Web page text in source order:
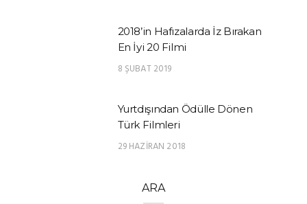
2018’in Hafızalarda İz Bırakan
En İyi 20 Filmi
8 ŞUBAT 2019
Yurtdışından Ödülle Dönen
Türk Filmleri
29 HAZIRAN 2018
ARA